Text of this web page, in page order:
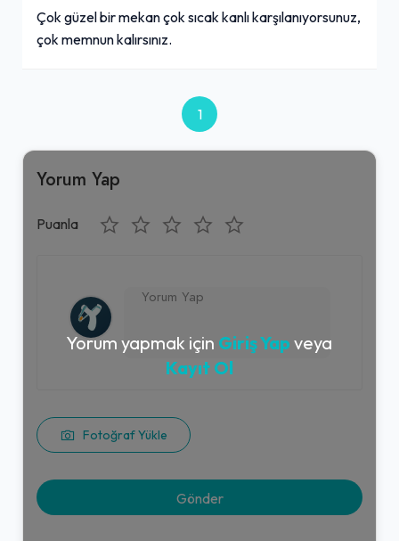
Çok güzel bir mekan çok sıcak kanlı karşılanıyorsunuz,
çok memnun kalırsınız.
1
Yorum Yap
Puanla
Fotoğraf Yükle
Yorum yapmak için Giriş Yap veya
Kayıt Ol